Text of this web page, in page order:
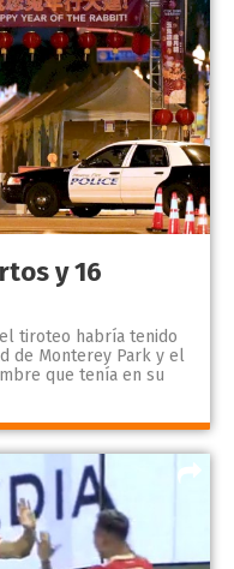
y 16
tiroteo habría tenido
de Monterey Park y el
que tenía en su